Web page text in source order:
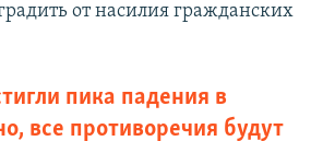
от насилия гражданских
пика падения в
все противоречия будут